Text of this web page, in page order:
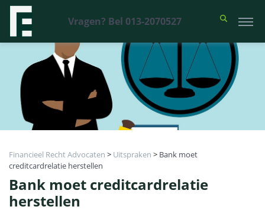
Vragen? Bel 013-2070527
Financieel Recht Advocaten > Uitspraken > Bank moet
creditcardrelatie herstellen
Bank moet creditcardrelatie
herstellen